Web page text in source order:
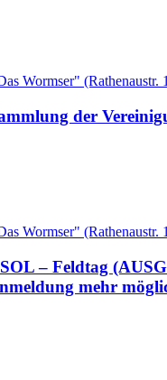
Wormser" (Rathenaustr.
der
Wormser" (Rathenaustr.
– Feldtag
mehr